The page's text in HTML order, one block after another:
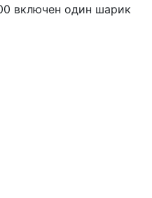
включен один шарик